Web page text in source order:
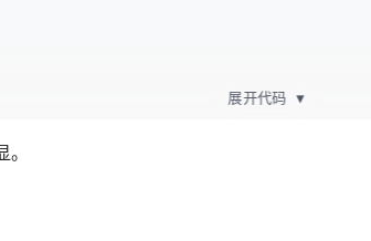
展开代码 ▼